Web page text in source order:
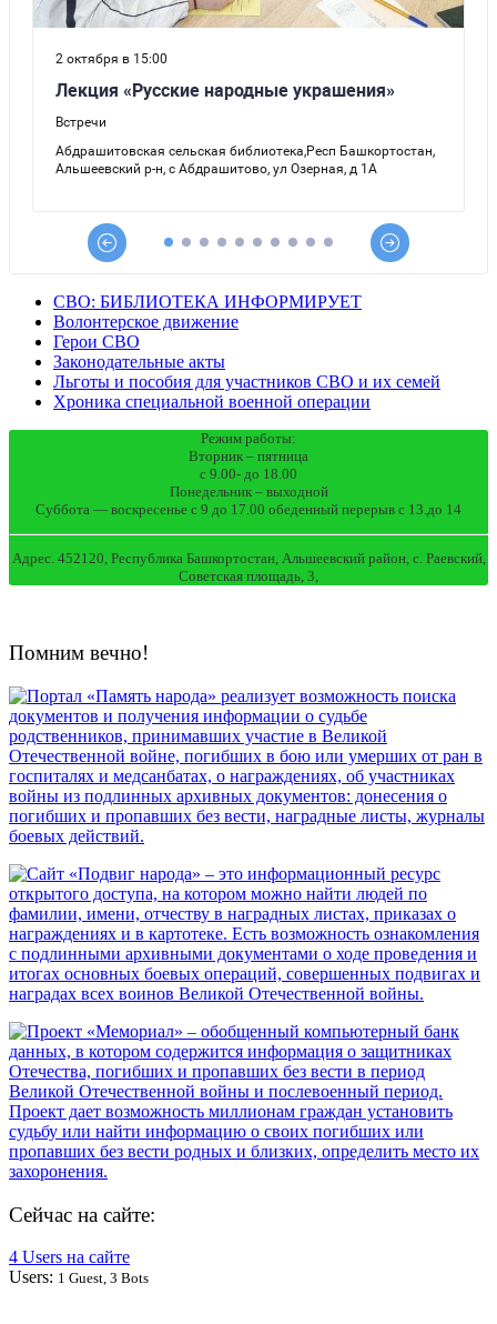
СВО: БИБЛИОТЕКА ИНФОРМИРУЕТ
Волонтерское движение
Герои СВО
Законодательные акты
Льготы и пособия для участников СВО и их семей
Хроника специальной военной операции
Режим работы:
Вторник – пятница
с 9.00- до 18.00
Понедельник – выходной
Суббота — воскресенье с 9 до 17.00 обеденный перерыв с 13.до 14
Адрес. 452120, Республика Башкортостан, Альшеевский район, с. Раевский,
Советская площадь, 3,
Помним вечно!
Сейчас на сайте:
4 Users на сайте
Users: 1 Guest, 3 Bots